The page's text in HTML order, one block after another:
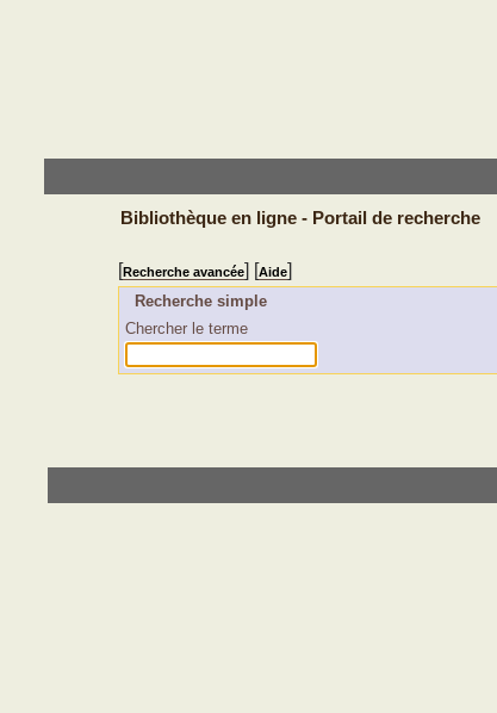
Bibliothèque en ligne - Portail de recherche
[Recherche avancée] [Aide]
Recherche simple
Chercher le terme